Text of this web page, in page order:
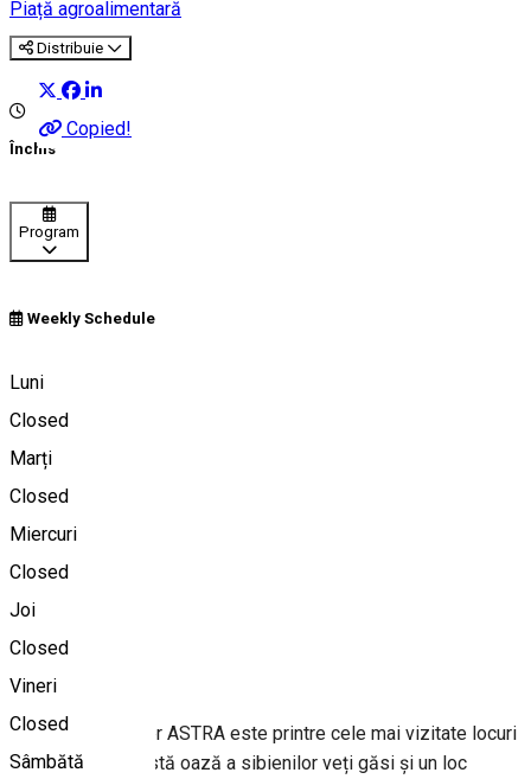
Piață agroalimentară
Distribuie
Copied!
Închis
Program
Weekly Schedule
Luni
Closed
Marți
Closed
Miercuri
Closed
Joi
Closed
Vineri
Closed
Sâmbătă
Sibiu, România
Hartă
Despre
Muzeul în aer liber ASTRA este printre cele mai vizitate locuri
din Sibiu. În această oază a sibienilor veți găsi și un loc